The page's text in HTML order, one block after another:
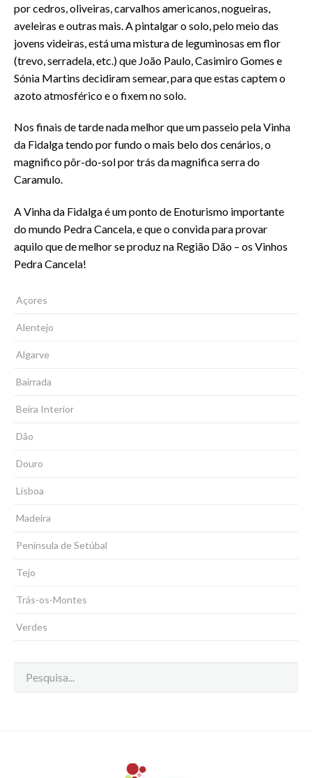
por cedros, oliveiras, carvalhos americanos, nogueiras,
aveleiras e outras mais. A pintalgar o solo, pelo meio das
jovens videiras, está uma mistura de leguminosas em flor
(trevo, serradela, etc.) que João Paulo, Casimiro Gomes e
Sónia Martins decidiram semear, para que estas captem o
azoto atmosférico e o fixem no solo.
Nos finais de tarde nada melhor que um passeio pela Vinha
da Fidalga tendo por fundo o mais belo dos cenários, o
magnifico pôr-do-sol por trás da magnifica serra do
Caramulo.
A Vinha da Fidalga é um ponto de Enoturismo importante
do mundo Pedra Cancela, e que o convida para provar
aquilo que de melhor se produz na Região Dão – os Vinhos
Pedra Cancela!
Açores
Alentejo
Algarve
Bairrada
Beira Interior
Dão
Douro
Lisboa
Madeira
Península de Setúbal
Tejo
Trás-os-Montes
Verdes